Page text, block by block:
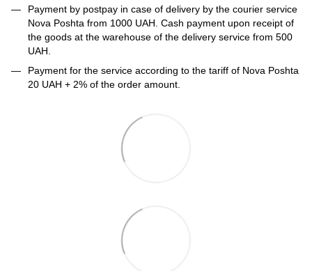
Payment by postpay in case of delivery by the courier service
Nova Poshta from 1000 UAH. Cash payment upon receipt of
the goods at the warehouse of the delivery service from 500
UAH.
Payment for the service according to the tariff of Nova Poshta
20 UAH + 2% of the order amount.